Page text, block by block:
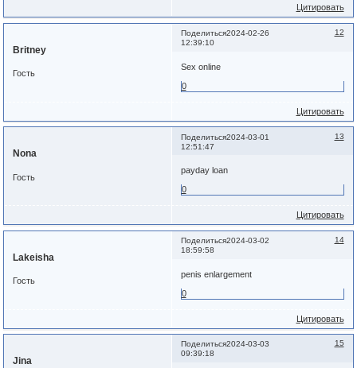
Цитировать
Поделиться 12
2024-02-26
12:39:10
Britney
Гость
Sex online
0
Цитировать
Поделиться 13
2024-03-01
12:51:47
Nona
Гость
payday loan
0
Цитировать
Поделиться 14
2024-03-02
18:59:58
Lakeisha
Гость
penis enlargement
0
Цитировать
Поделиться 15
2024-03-03
09:39:18
Jina